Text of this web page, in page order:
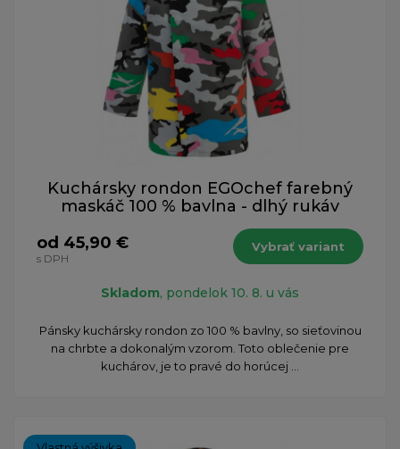
Kuchársky rondon EGOchef farebný
maskáč 100 % bavlna - dlhý rukáv
od 45,90 €
s DPH
Vybrať variant
Skladom, pondelok 10. 8. u vás
Pánsky kuchársky rondon zo 100 % bavlny, so sieťovinou
na chrbte a dokonalým vzorom. Toto oblečenie pre
kuchárov, je to pravé do horúcej ...